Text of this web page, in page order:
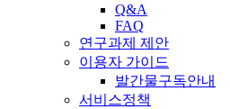
Q&A
FAQ
연구과제 제안
이용자 가이드
발간물구독안내
서비스정책